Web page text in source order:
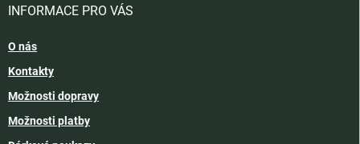
INFORMACE PRO VÁS
O nás
Kontakty
Možnosti dopravy
Možnosti platby